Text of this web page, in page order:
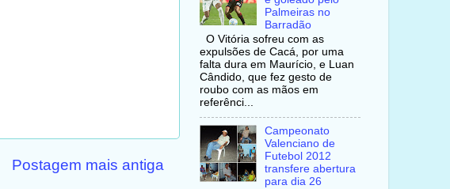
Postagem mais antiga
Palmeiras no
Barradão
O Vitória sofreu com as
expulsões de Cacá, por uma
falta dura em Maurício, e Luan
Cândido, que fez gesto de
roubo com as mãos em
referênci...
Campeonato
Valenciano de
Futebol 2012
transfere abertura
para dia 26